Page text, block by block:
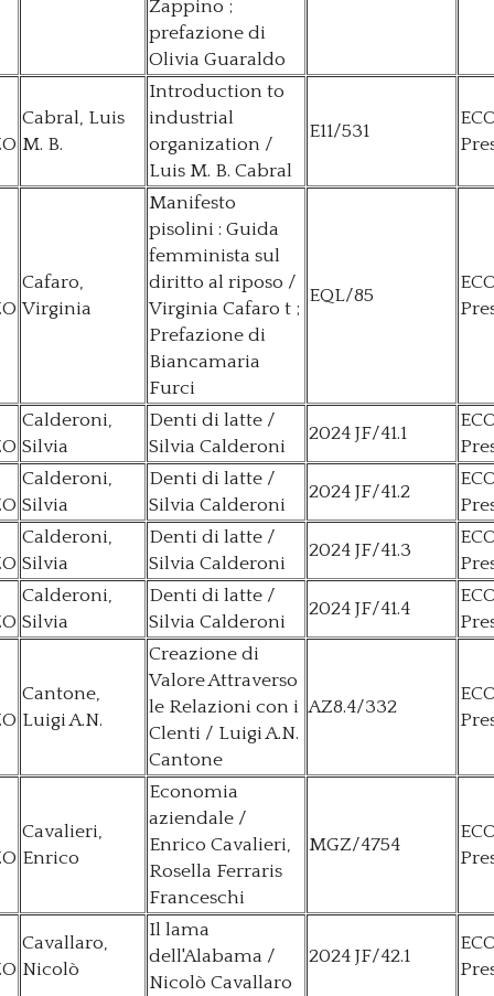
Zappino ;
prefazione di
Olivia Guaraldo
Cabral, Luis
M. B.
Introduction to
industrial
organization /
Luis M. B. Cabral
E11/531
Cafaro,
Virginia
Manifesto
pisolini : Guida
femminista sul
diritto al riposo /
Virginia Cafaro t ;
Prefazione di
Biancamaria
Furci
EQL/85
Calderoni,
Silvia
Denti di latte /
Silvia Calderoni
2024 JF/41.1
Calderoni,
Silvia
Denti di latte /
Silvia Calderoni
2024 JF/41.2
Calderoni,
Silvia
Denti di latte /
Silvia Calderoni
2024 JF/41.3
Calderoni,
Silvia
Denti di latte /
Silvia Calderoni
2024 JF/41.4
Cantone,
Luigi A.N.
Creazione di
Valore Attraverso
le Relazioni con i
Clenti / Luigi A.N.
Cantone
AZ8.4/332
Cavalieri,
Enrico
Economia
aziendale /
Enrico Cavalieri,
Rosella Ferraris
Franceschi
MGZ/4754
Cavallaro,
Nicolò
Il lama
dell'Alabama /
Nicolò Cavallaro
2024 JF/42.1